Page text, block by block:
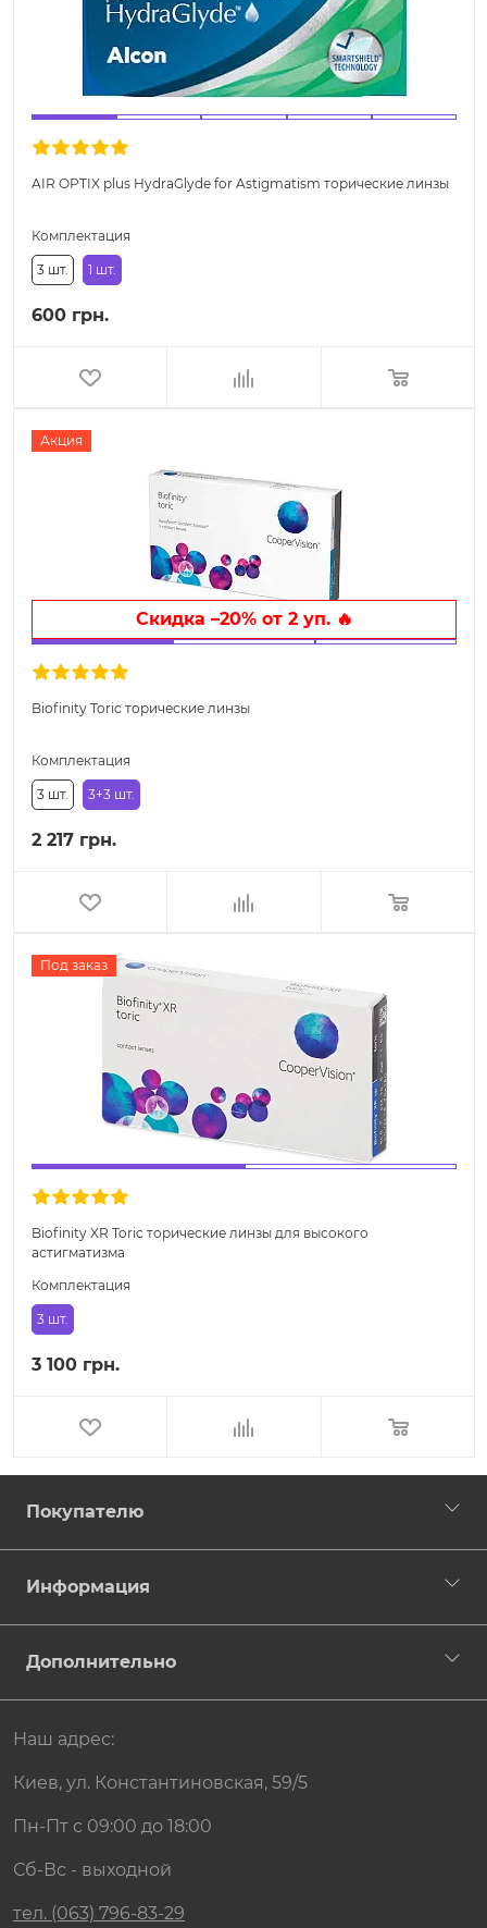
AIR OPTIX plus HydraGlyde for Astigmatism торические линзы
Комплектация
3 шт. 1 шт.
600 грн.
Акция
Скидка –20% от 2 уп. 🔥
Biofinity Toric торические линзы
Комплектация
3 шт. 3+3 шт.
2 217 грн.
Под заказ
Biofinity XR Toric торические линзы для высокого
астигматизма
Комплектация
3 шт.
3 100 грн.
Покупателю
Информация
Дополнительно
Наш адрес:
Киев, ул. Константиновская, 59/5
Пн-Пт с 09:00 до 18:00
Сб-Вс - выходной
тел. (063) 796-83-29